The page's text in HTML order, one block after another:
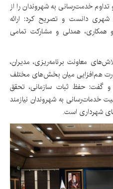
خدمت‌رسانی به شهروندان را از
شهری دانست و تصریح کرد: ارائه
همکاری، همدلی و مشارکت تمامی
معاونت برنامه‌ریزی، مدیران،
هم‌افزایی میان بخش‌های مختلف
گفت: حفظ ثبات سازمانی، تحقق
خدمات‌رسانی به شهروندان نیازمند
شهرداری است.